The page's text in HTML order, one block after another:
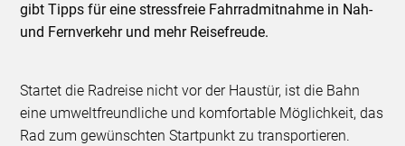
gibt Tipps für eine stressfreie Fahrradmitnahme in Nah-
und Fernverkehr und mehr Reisefreude.
Startet die Radreise nicht vor der Haustür, ist die Bahn
eine umweltfreundliche und komfortable Möglichkeit, das
Rad zum gewünschten Startpunkt zu transportieren.